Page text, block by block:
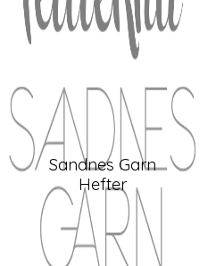
Sandnes Garn
Hefter